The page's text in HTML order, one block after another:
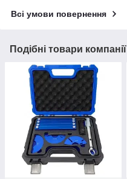
Всі умови повернення
Подібні товари компанії